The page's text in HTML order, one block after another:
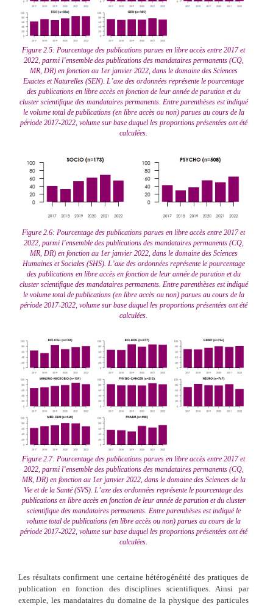
Figure 2.5: Pourcentage des publications parues en libre accès entre 2017 et
2022, parmi l’ensemble des publications des mandataires permanents (CQ,
MR, DR) en fonction au 1er janvier 2022, dans le domaine des Sciences
Exactes et Naturelles (SEN). L’axe des ordonnées représente le pourcentage
des publications en libre accès en fonction de leur année de parution et du
cluster scientifique des mandataires permanents. Entre parenthèses est indiqué
le volume total de publications (en libre accès ou non) parues au cours de la
période 2017-2022, volume sur base duquel les proportions présentées ont été
calculées.
Figure 2.6: Pourcentage des publications parues en libre accès entre 2017 et
2022, parmi l’ensemble des publications des mandataires permanents (CQ,
MR, DR) en fonction au 1er janvier 2022, dans le domaine des Sciences
Humaines et Sociales (SHS). L’axe des ordonnées représente le pourcentage
des publications en libre accès en fonction de leur année de parution et du
cluster scientifique des mandataires permanents. Entre parenthèses est indiqué
le volume total de publications (en libre accès ou non) parues au cours de la
période 2017-2022, volume sur base duquel les proportions présentées ont été
calculées.
Figure 2.7: Pourcentage des publications parues en libre accès entre 2017 et
2022, parmi l’ensemble des publications des mandataires permanents (CQ,
MR, DR) en fonction au 1er janvier 2022, dans le domaine des Sciences de la
Vie et de la Santé (SVS). L’axe des ordonnées représente le pourcentage des
publications en libre accès en fonction de leur année de parution et du cluster
scientifique des mandataires permanents. Entre parenthèses est indiqué le
volume total de publications (en libre accès ou non) parues au cours de la
période 2017-2022, volume sur base duquel les proportions présentées ont été
calculées.
Les résultats confirment une certaine hétérogénéité des pratiques de
publication en fonction des disciplines scientifiques. Ainsi par
exemple, les mandataires du domaine de la physique des particules